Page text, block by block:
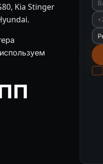
Kia Stinger